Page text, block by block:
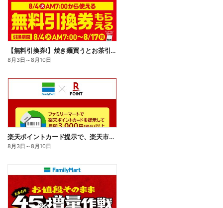
【無料引換券!】焼き麺買うとお茶引換券貰える!
8月3日 ～8月10日
楽天ポイントカード提示で、楽天市場でのお買い物がおトクに!
8月3日 ～8月10日